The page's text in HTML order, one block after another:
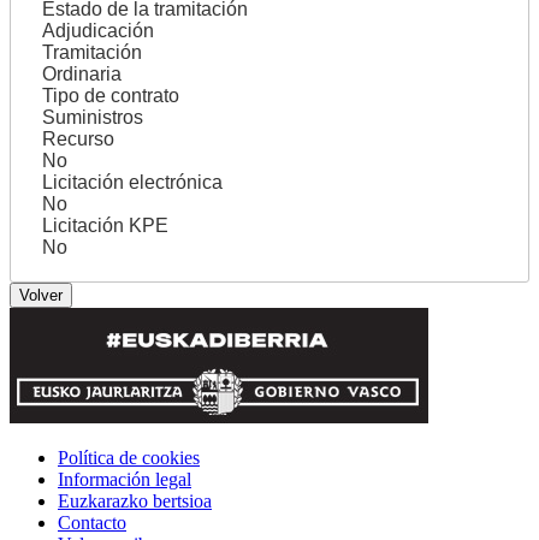
Estado de la tramitación
Adjudicación
Tramitación
Ordinaria
Tipo de contrato
Suministros
Recurso
No
Licitación electrónica
No
Licitación KPE
No
Política de cookies
Información legal
Euzkarazko bertsioa
Contacto